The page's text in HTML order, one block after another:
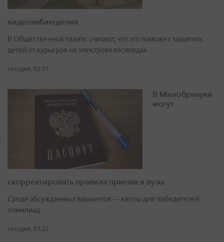
видеонаблюдения
В Общественной палате считают, что это поможет защитить
детей от курьеров на электровелосипедах
сегодня, 02:31
В Минобрнауки
могут
скорректировать правила приема в вузы
Среди обсуждаемых вариантов — квоты для победителей
олимпиад
сегодня, 03:22